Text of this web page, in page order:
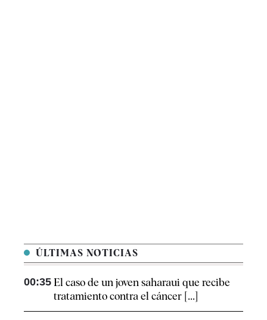
ÚLTIMAS NOTICIAS
00:35 El caso de un joven saharaui que recibe
tratamiento contra el cáncer [...]